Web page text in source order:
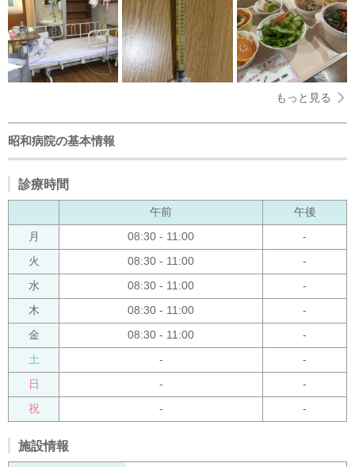
もっと見る
昭和病院の基本情報
診療時間
午前 午後
月 08:30 - 11:00 -
火 08:30 - 11:00 -
水 08:30 - 11:00 -
木 08:30 - 11:00 -
金 08:30 - 11:00 -
土 - -
日 - -
祝 - -
施設情報